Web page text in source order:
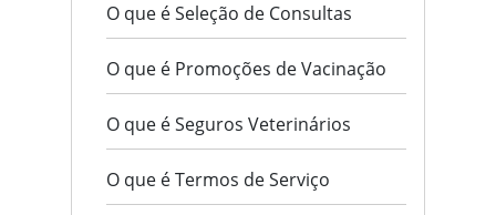
O que é Seleção de Consultas
O que é Promoções de Vacinação
O que é Seguros Veterinários
O que é Termos de Serviço